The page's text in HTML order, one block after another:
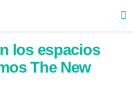
los espacios
The New